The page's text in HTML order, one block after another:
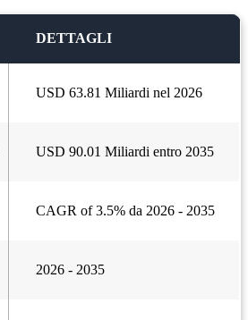
DETTAGLI
USD 63.81 Miliardi nel 2026
USD 90.01 Miliardi entro 2035
CAGR of 3.5% da 2026 - 2035
2026 - 2035